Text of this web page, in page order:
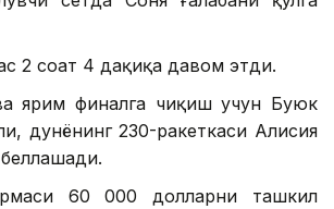
2 соат 4 дақиқа давом этди.
ярим финалга чиқиш учун Буюк
дунёнинг 230-ракеткаси Алисия
60 000 долларни ташкил